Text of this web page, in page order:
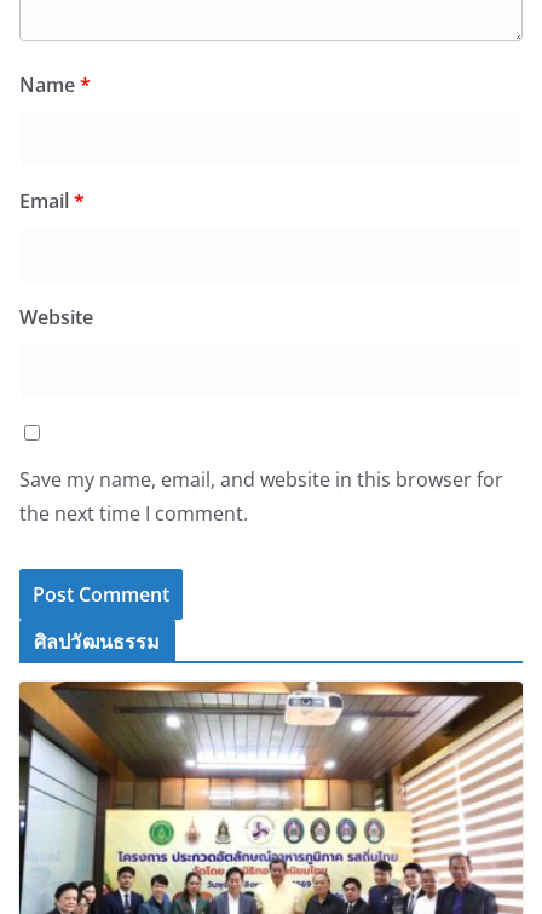
Name*
Email*
Website
Save my name, email, and website in this browser for
the next time I comment.
ศิลปวัฒนธรรม